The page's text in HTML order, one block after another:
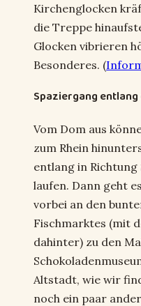
Kirchenglocken
die Treppe
Glocken vibrieren
Besonderes. (
Spaziergang entlang
Vom Dom aus
zum Rhein
entlang in Richtung
laufen. Dann geht
vorbei an den
Fischmarktes (mit
dahinter) zu den
Altstadt, wie wir
noch ein paar